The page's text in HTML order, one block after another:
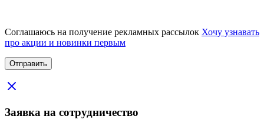
Соглашаюсь на получение рекламных рассылок Хочу узнавать
про акции и новинки первым
Заявка на сотрудничество